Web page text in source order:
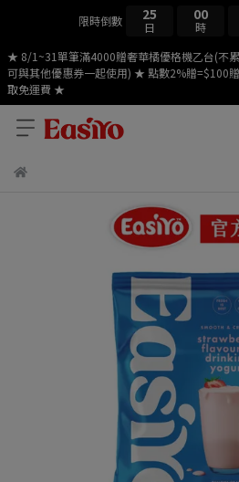
限時倒數 25
日
00
時
★ 8/1~31單筆滿4000贈奢華橘優格機乙台(不
可與其他優惠券一起使用) ★ 點數2%贈=$100
取免運費 ★